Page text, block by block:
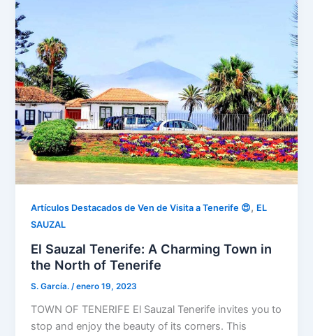
Artículos Destacados de Ven de Visita a Tenerife 😍, EL
SAUZAL
El Sauzal Tenerife: A Charming Town in
the North of Tenerife
S. García./enero 19, 2023
TOWN OF TENERIFE El Sauzal Tenerife invites you to
stop and enjoy the beauty of its corners. This